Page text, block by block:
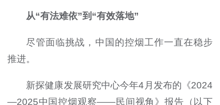
从“有法难依”到“有效落地”
尽管面临挑战，中国的控烟工作一直在稳步
推进。
新探健康发展研究中心今年4月发布的《2024
—2025中国控烟观察——民间视角》报告（以下